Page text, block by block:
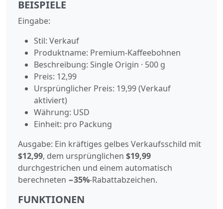
BEISPIELE
Eingabe:
Stil: Verkauf
Produktname: Premium-Kaffeebohnen
Beschreibung: Single Origin · 500 g
Preis: 12,99
Ursprünglicher Preis: 19,99 (Verkauf
aktiviert)
Währung: USD
Einheit: pro Packung
Ausgabe: Ein kräftiges gelbes Verkaufsschild mit
$12,99, dem ursprünglichen $19,99
durchgestrichen und einem automatisch
berechneten −35%-Rabattabzeichen.
FUNKTIONEN